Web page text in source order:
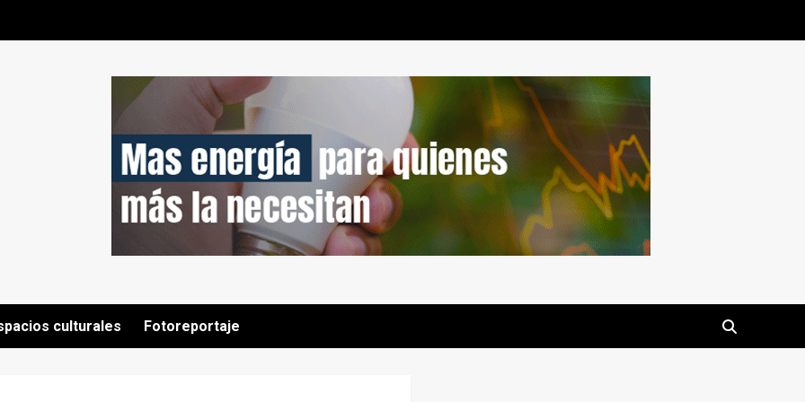
culturales Fotoreportaje